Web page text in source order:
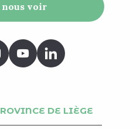
nous voir
DE LIÈGE